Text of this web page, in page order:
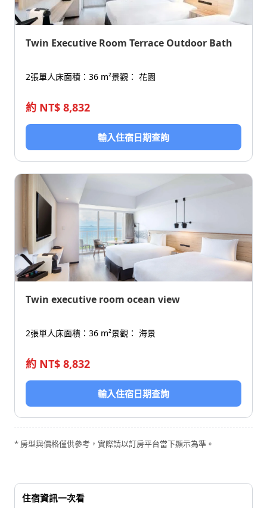
Twin Executive Room Terrace Outdoor Bath
2張單人床面積：36 m²景觀： 花園
約 NT$ 8,832
輸入住宿日期查詢
Twin executive room ocean view
2張單人床面積：36 m²景觀： 海景
約 NT$ 8,832
輸入住宿日期查詢
* 房型與價格僅供參考，實際請以訂房平台當下顯示為準。
住宿資訊一次看